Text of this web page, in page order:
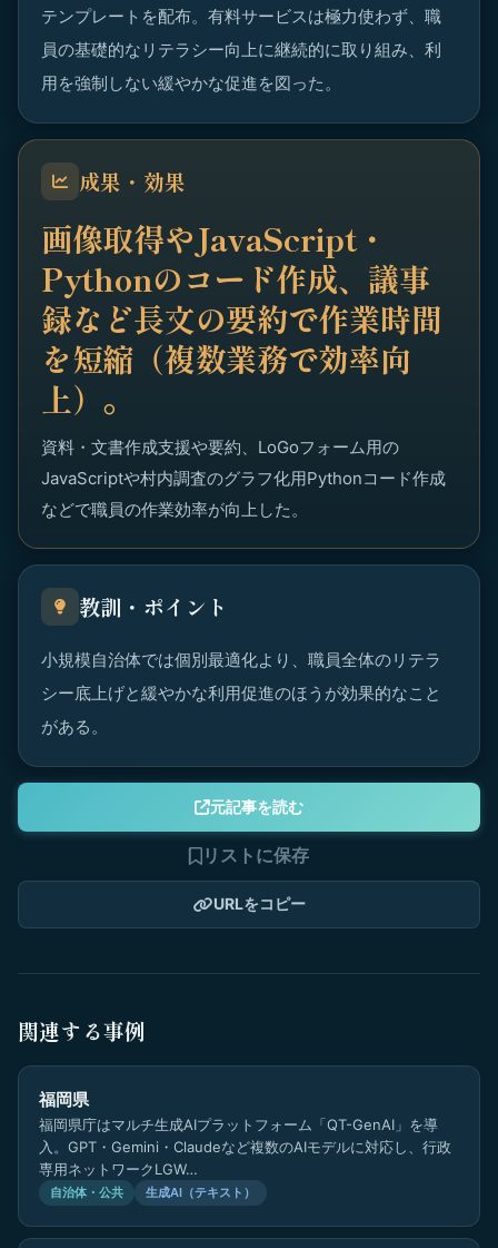
テンプレートを配布。有料サービスは極力使わず、職
員の基礎的なリテラシー向上に継続的に取り組み、利
用を強制しない緩やかな促進を図った。
成果・効果
画像取得やJavaScript・
Pythonのコード作成、議事
録など長文の要約で作業時間
を短縮（複数業務で効率向
上）。
資料・文書作成支援や要約、LoGoフォーム用の
JavaScriptや村内調査のグラフ化用Pythonコード作成
などで職員の作業効率が向上した。
教訓・ポイント
小規模自治体では個別最適化より、職員全体のリテラ
シー底上げと緩やかな利用促進のほうが効果的なこと
がある。
元記事を読む
リストに保存
URLをコピー
関連する事例
福岡県
福岡県庁はマルチ生成AIプラットフォーム「QT-GenAI」を導
入。GPT・Gemini・Claudeなど複数のAIモデルに対応し、行政
専用ネットワークLGW…
自治体・公共 生成AI（テキスト）